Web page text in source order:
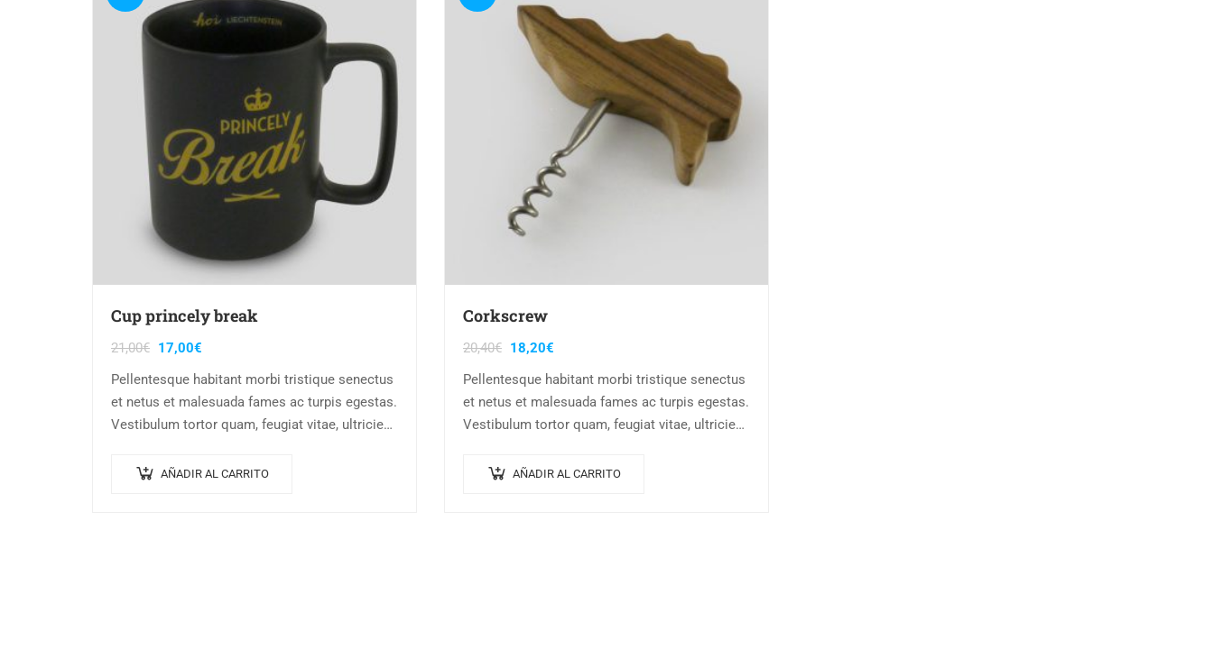
Cup princely break
21,00€ 17,00€
Pellentesque habitant morbi tristique senectus
et netus et malesuada fames ac turpis egestas.
Vestibulum tortor quam, feugiat vitae, ultricies
amet…
AÑADIR AL CARRITO
Corkscrew
20,40€ 18,20€
Pellentesque habitant morbi tristique senectus
et netus et malesuada fames ac turpis egestas.
Vestibulum tortor quam, feugiat vitae, ultricies
amet…
AÑADIR AL CARRITO